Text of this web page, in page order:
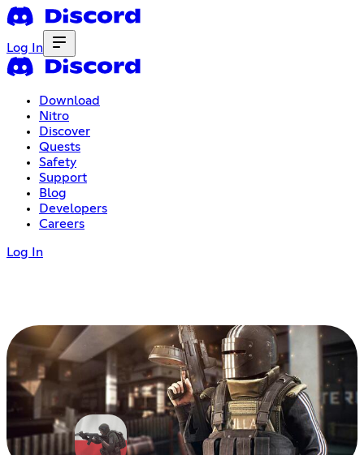
Log In
Download
Nitro
Discover
Quests
Safety
Support
Blog
Developers
Careers
Log In